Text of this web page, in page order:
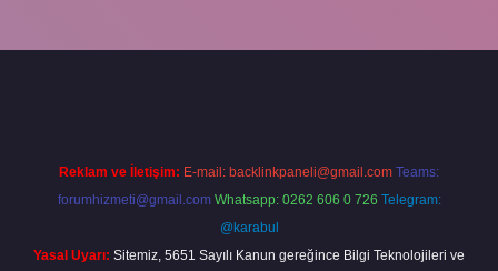
Reklam ve İletişim: E-mail: backlinkpaneli@gmail.com Teams:
forumhizmeti@gmail.com Whatsapp: 0262 606 0 726 Telegram:
@karabul
Yasal Uyarı: Sitemiz, 5651 Sayılı Kanun gereğince Bilgi Teknolojileri ve